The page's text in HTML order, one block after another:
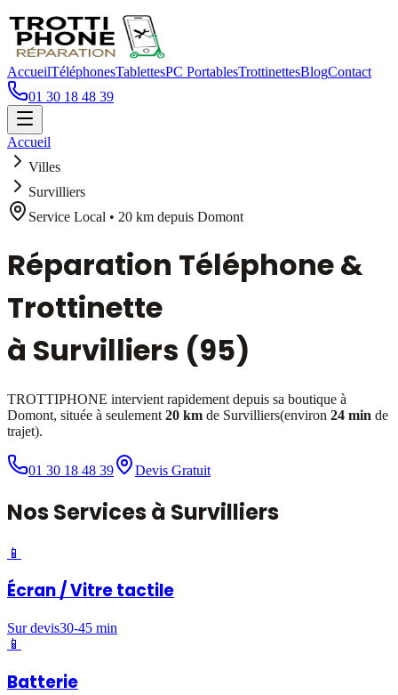
AccueilTéléphonesTablettesPC PortablesTrottinettesBlogContact
01 30 18 48 39
Accueil
Villes
Survilliers
Service Local • 20 km depuis Domont
Réparation Téléphone &
Trottinette
à Survilliers (95)
TROTTIPHONE intervient rapidement depuis sa boutique à
Domont, située à seulement 20 km de Survilliers(environ 24 min de
trajet).
01 30 18 48 39 Devis Gratuit
NosServicesà Survilliers
📱
Écran / Vitre tactile
Sur devis30-45 min
📱
Batterie